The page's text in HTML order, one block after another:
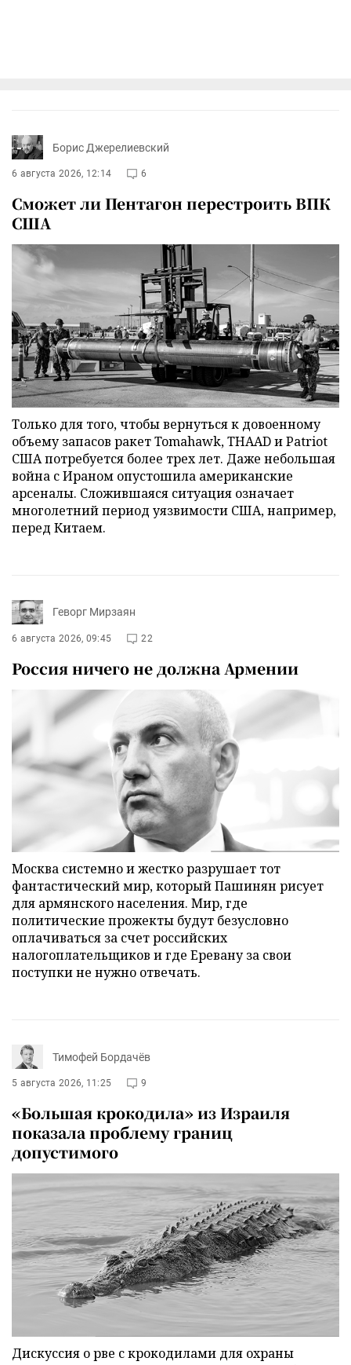
Борис Джерелиевский
6 августа 2026, 12:14 6
Сможет ли Пентагон перестроить ВПК
США
Только для того, чтобы вернуться к довоенному
объему запасов ракет Tomahawk, THAAD и Patriot
США потребуется более трех лет. Даже небольшая
война с Ираном опустошила американские
арсеналы. Сложившаяся ситуация означает
многолетний период уязвимости США, например,
перед Китаем.
Геворг Мирзаян
6 августа 2026, 09:45 22
Россия ничего не должна Армении
Москва системно и жестко разрушает тот
фантастический мир, который Пашинян рисует
для армянского населения. Мир, где
политические прожекты будут безусловно
оплачиваться за счет российских
налогоплательщиков и где Еревану за свои
поступки не нужно отвечать.
Тимофей Бордачёв
5 августа 2026, 11:25 9
«Большая крокодила» из Израиля
показала проблему границ
допустимого
Дискуссия о рве с крокодилами для охраны